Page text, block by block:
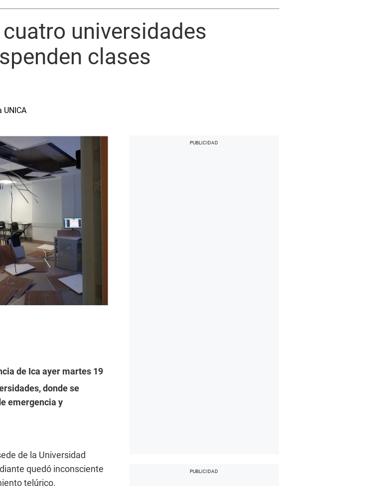
universidades
clases
UNICA
de Ica ayer martes 19
donde se
emergencia y
de la Universidad
quedó inconsciente
telúrico.